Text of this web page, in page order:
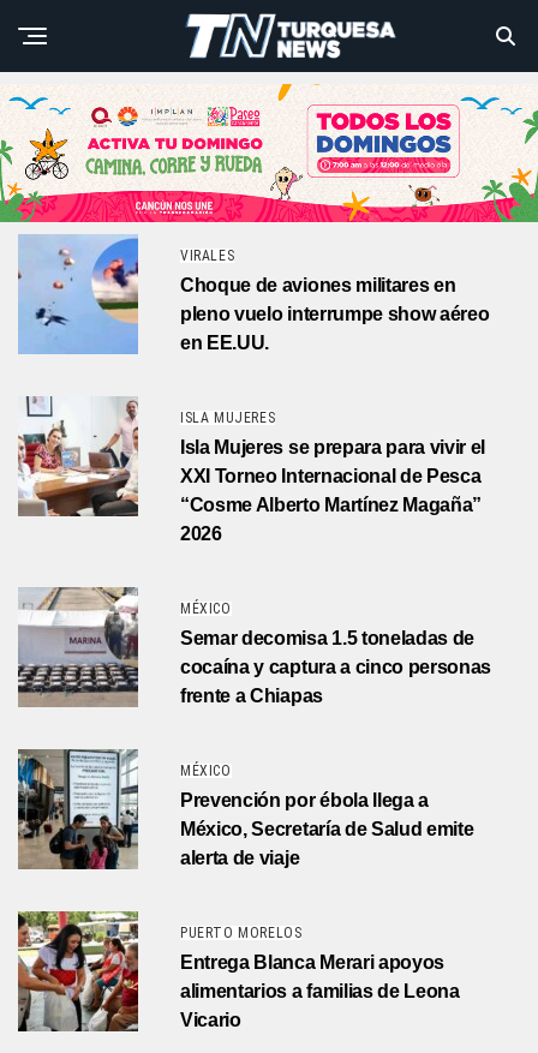
VIRALES
Choque de aviones militares en
pleno vuelo interrumpe show aéreo
en EE.UU.
ISLA MUJERES
Isla Mujeres se prepara para vivir el
XXI Torneo Internacional de Pesca
“Cosme Alberto Martínez Magaña”
2026
MÉXICO
Semar decomisa 1.5 toneladas de
cocaína y captura a cinco personas
frente a Chiapas
MÉXICO
Prevención por ébola llega a
México, Secretaría de Salud emite
alerta de viaje
PUERTO MORELOS
Entrega Blanca Merari apoyos
alimentarios a familias de Leona
Vicario